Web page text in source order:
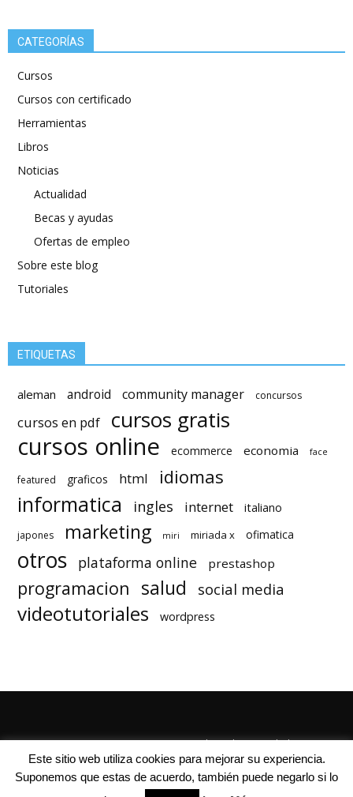
CATEGORÍAS
Cursos
Cursos con certificado
Herramientas
Libros
Noticias
Actualidad
Becas y ayudas
Ofertas de empleo
Sobre este blog
Tutoriales
ETIQUETAS
aleman android community manager concursos
cursos en pdf cursos gratis
cursos online ecommerce economia face
featured graficos html idiomas
informatica ingles internet italiano
japones marketing miri miriada x ofimatica
otros plataforma online prestashop
programacion salud social media
videotutoriales wordpress
Quienes Somos Autores
Politica de Privacidad
Este sitio web utiliza cookies para mejorar su experiencia.
Suponemos que estas de acuerdo, también puede negarlo si lo